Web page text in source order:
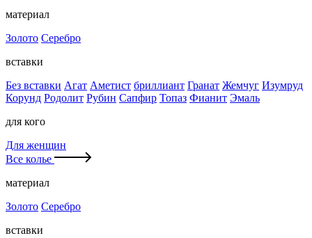
материал
Золото Серебро
вставки
Без вставки Агат Аметист бриллиант Гранат Жемчуг Изумруд
Корунд Родолит Рубин Сапфир Топаз Фианит Эмаль
для кого
Для женщин
Все колье
материал
Золото Серебро
вставки